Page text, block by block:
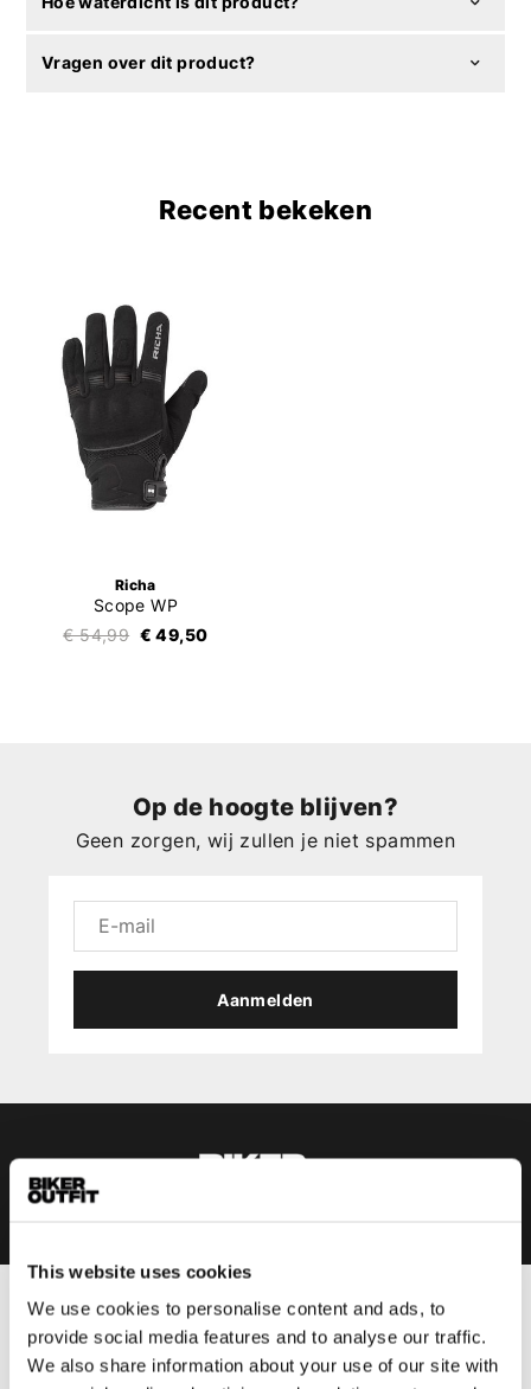
This website uses cookies
We use cookies to personalise content and ads, to
provide social media features and to analyse our traffic.
We also share information about your use of our site with
Vragen over dit product?
Recent bekeken
Richa
Scope WP
€ 54,99 € 49,50
Op de hoogte blijven?
Geen zorgen, wij zullen je niet spammen
Aanmelden
Heren
Motorkleding heren